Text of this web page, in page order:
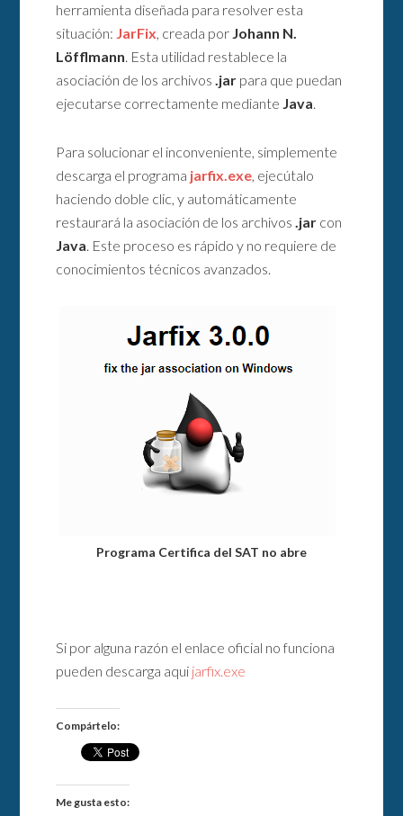
herramienta diseñada para resolver esta
situación: JarFix, creada por Johann N.
Löfflmann. Esta utilidad restablece la
asociación de los archivos.jar para que puedan
ejecutarse correctamente mediante Java.
Para solucionar el inconveniente, simplemente
descarga el programa jarfix.exe, ejecútalo
haciendo doble clic, y automáticamente
restaurará la asociación de los archivos.jar con
Java. Este proceso es rápido y no requiere de
conocimientos técnicos avanzados.
Programa Certifica del SAT no abre
Si por alguna razón el enlace oficial no funciona
pueden descarga aqui jarfix.exe
Compártelo:
Me gusta esto: